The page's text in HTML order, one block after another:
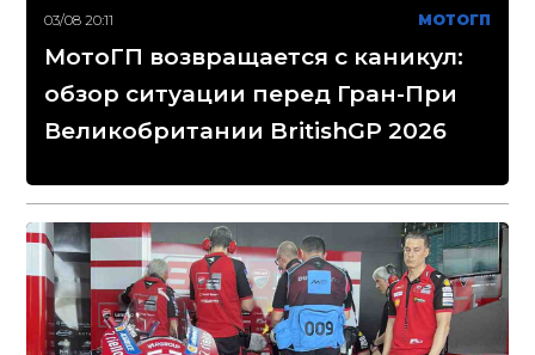
03/08 20:11 МОТОГП
МотоГП возвращается с каникул:
обзор ситуации перед Гран-При
Великобритании BritishGP 2026